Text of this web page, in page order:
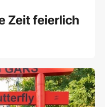
Zeit feierlich